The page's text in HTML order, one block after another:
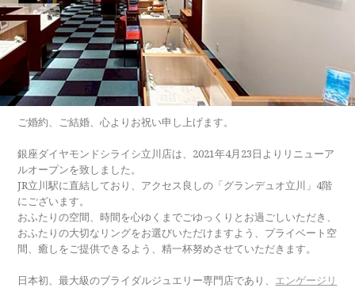
ご婚約、ご結婚、心よりお祝い申し上げます。
銀座ダイヤモンドシライシ立川店は、2021年4月23日よりリニューア
ルオープンを致しました。
JR立川駅に直結しており、アクセス良しの「グランデュオ立川」4階
にございます。
おふたりの空間、時間を心ゆくまでごゆっくりとお過ごしいただき、
おふたりの大切なリングをお選びいただけますよう、プライベート空
間、癒しをご提供できるよう、精一杯努めさせていただきます。
日本初、最大級のブライダルジュエリー専門店であり、 エンゲージリ